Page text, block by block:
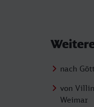
nach
von
Weimar